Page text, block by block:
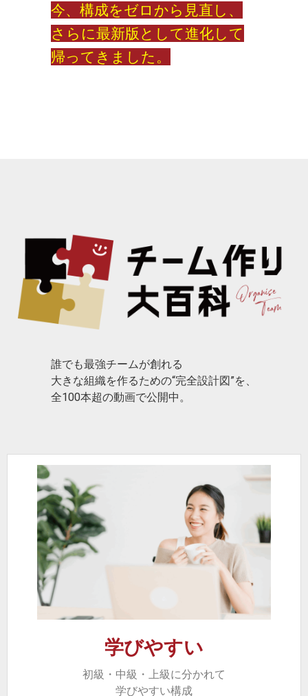
今、構成をゼロから見直し、
さらに最新版として進化して
帰ってきました。
誰でも最強チームが創れる
大きな組織を作るための“完全設計図”を、
全100本超の動画で公開中。
学びやすい
初級・中級・上級に分かれて
学びやすい構成